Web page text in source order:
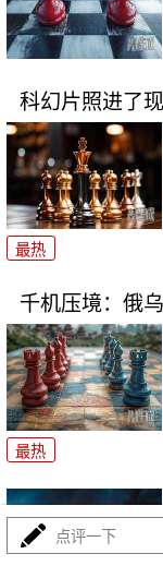
科幻片照进了
最热
千机压境：俄
最热
点评一下